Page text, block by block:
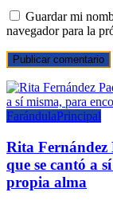
Guardar mi
navegador para la
FarándulaPrincipal
Rita Fernández
que se cantó a
propia alma